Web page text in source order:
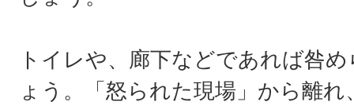
トイレや、廊下などであれば咎
ょう。「怒られた現場」から離